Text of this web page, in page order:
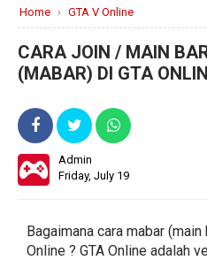
Home › GTA V Online
CARA JOIN / MAIN
(MABAR) DI GTA
Admin
Friday, July 19
Bagaimana cara mabar
Online ? GTA Online adalah